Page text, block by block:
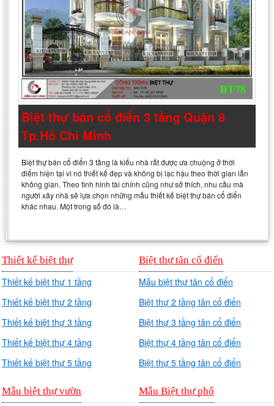
Biệt thự bán cổ điển 3 tầng Quận 8
Tp.Hồ Chí Minh
Biệt thự bán cổ điển 3 tầng là kiểu nhà rất được ưa chuộng ở thời
điểm hiện tại vì nó thiết kế đẹp và không bị lạc hậu theo thời gian lẫn
không gian. Theo tình hình tài chính cũng như sở thích, nhu cầu mà
người xây nhà sẽ lựa chọn những mẫu thiết kế biệt thự bán cổ điển
khác nhau. Một trong số đó là…
Thiết kế biệt thự
Thiết kế biệt thự 1 tầng
Thiết kế biệt thự 2 tầng
Thiết kế biệt thự 3 tầng
Thiết kế biệt thự 4 tầng
Thiết kế biệt thự 5 tầng
Biệt thự tân cổ điển
Mẫu biệt thự tân cổ điển
Biệt thự 2 tầng tân cổ điển
Biệt thự 3 tầng tân cổ điển
Biệt thự 4 tầng tân cổ điển
Biệt thự 5 tầng tân cổ điển
Mẫu biệt thự vườn Mẫu Biệt thự phố